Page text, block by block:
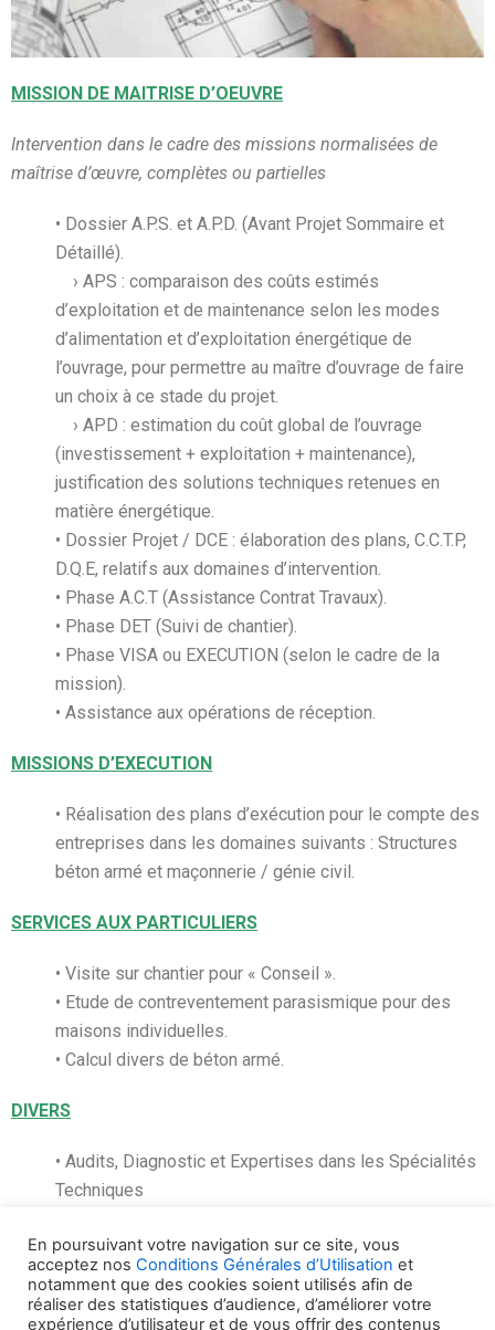
MISSION DE MAITRISE D’OEUVRE
Intervention dans le cadre des missions normalisées de
maîtrise d’œuvre, complètes ou partielles
• Dossier A.P.S. et A.P.D. (Avant Projet Sommaire et
Détaillé).
› APS : comparaison des coûts estimés
d’exploitation et de maintenance selon les modes
d’alimentation et d’exploitation énergétique de
l’ouvrage, pour permettre au maître d’ouvrage de faire
un choix à ce stade du projet.
› APD : estimation du coût global de l’ouvrage
(investissement + exploitation + maintenance),
justification des solutions techniques retenues en
matière énergétique.
• Dossier Projet / DCE : élaboration des plans, C.C.T.P,
D.Q.E, relatifs aux domaines d’intervention.
• Phase A.C.T (Assistance Contrat Travaux).
• Phase DET (Suivi de chantier).
• Phase VISA ou EXECUTION (selon le cadre de la
mission).
• Assistance aux opérations de réception.
MISSIONS D’EXECUTION
• Réalisation des plans d’exécution pour le compte des
entreprises dans les domaines suivants : Structures
béton armé et maçonnerie / génie civil.
SERVICES AUX PARTICULIERS
• Visite sur chantier pour « Conseil ».
• Etude de contreventement parasismique pour des
maisons individuelles.
• Calcul divers de béton armé.
DIVERS
• Audits, Diagnostic et Expertises dans les Spécialités
Techniques
En poursuivant votre navigation sur ce site, vous
acceptez nos Conditions Générales d’Utilisation et
notamment que des cookies soient utilisés afin de
réaliser des statistiques d’audience, d’améliorer votre
expérience d’utilisateur et de vous offrir des contenus